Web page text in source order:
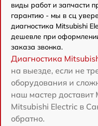
виды работ и запчасти
гарантию - мы в сц
диагностика Mitsubishi
дешевле при
заказа звонка.
Диагностика
на выезде, если не
оборудования и
наш мастер доставит
Mitsubishi Electric в
обратно.